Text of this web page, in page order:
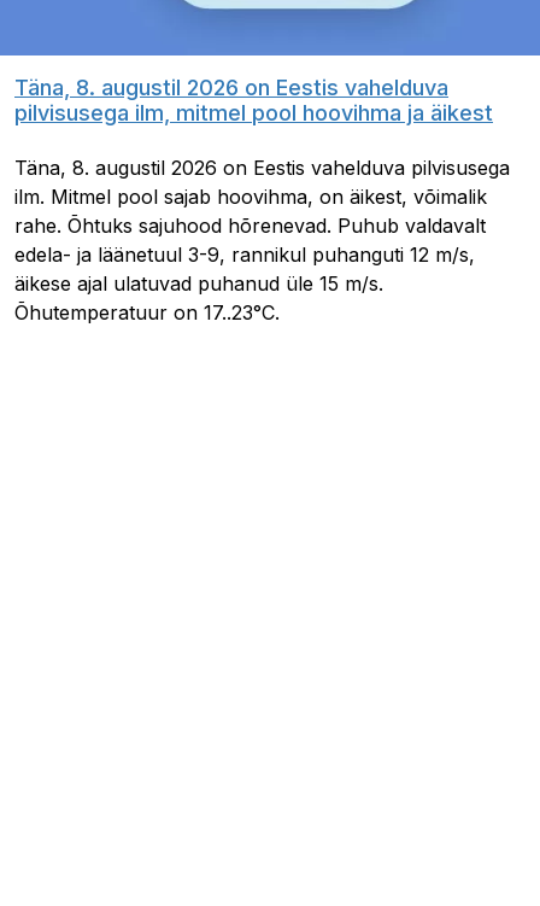
Täna, 8. augustil 2026 on Eestis vahelduva
pilvisusega ilm, mitmel pool hoovihma ja äikest
Täna, 8. augustil 2026 on Eestis vahelduva pilvisusega
ilm. Mitmel pool sajab hoovihma, on äikest, võimalik
rahe. Õhtuks sajuhood hõrenevad. Puhub valdavalt
edela- ja läänetuul 3-9, rannikul puhanguti 12 m/s,
äikese ajal ulatuvad puhanud üle 15 m/s.
Õhutemperatuur on 17..23°C.